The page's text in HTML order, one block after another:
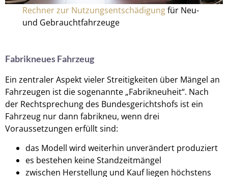
Rechner zur Nutzungsentschädigungfür Neu-
und Gebrauchtfahrzeuge
Fabrikneues Fahrzeug
Ein zentraler Aspekt vieler Streitigkeiten über Mängel an
Fahrzeugen ist die sogenannte „Fabrikneuheit“. Nach
der Rechtsprechung des Bundesgerichtshofs ist ein
Fahrzeug nur dann fabrikneu, wenn drei
Voraussetzungen erfüllt sind:
das Modell wird weiterhin unverändert produziert
es bestehen keine Standzeitmängel
zwischen Herstellung und Kauf liegen höchstens